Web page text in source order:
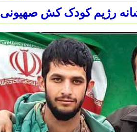
رژیم کودک کش صهیونی